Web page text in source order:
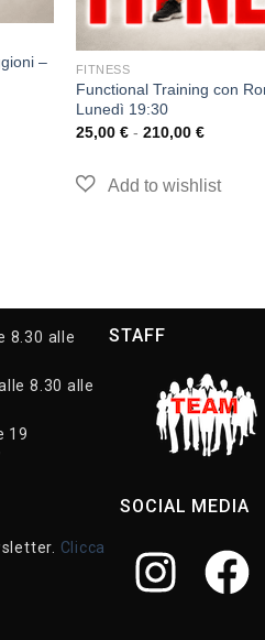
–
FITNESS
Functional Training con
Lunedì 19:30
25,00 € - 210,00 €
8.30 alle
8.30 alle
19
Clicca
STAFF
SOCIAL MEDIA